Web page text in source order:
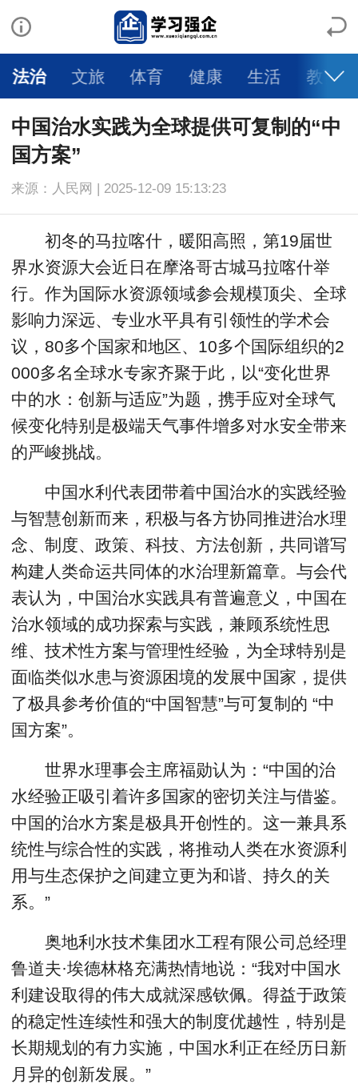
法治 文旅 体育 健康 生活 教育
中国治水实践为全球提供可复制的“中
国方案”
来源：人民网 | 2025-12-09 15:13:23
初冬的马拉喀什，暖阳高照，第19届世
界水资源大会近日在摩洛哥古城马拉喀什举
行。作为国际水资源领域参会规模顶尖、全球
影响力深远、专业水平具有引领性的学术会
议，80多个国家和地区、10多个国际组织的2
000多名全球水专家齐聚于此，以“变化世界
中的水：创新与适应”为题，携手应对全球气
候变化特别是极端天气事件增多对水安全带来
的严峻挑战。
中国水利代表团带着中国治水的实践经验
与智慧创新而来，积极与各方协同推进治水理
念、制度、政策、科技、方法创新，共同谱写
构建人类命运共同体的水治理新篇章。与会代
表认为，中国治水实践具有普遍意义，中国在
治水领域的成功探索与实践，兼顾系统性思
维、技术性方案与管理性经验，为全球特别是
面临类似水患与资源困境的发展中国家，提供
了极具参考价值的“中国智慧”与可复制的 “中
国方案”。
世界水理事会主席福勋认为：“中国的治
水经验正吸引着许多国家的密切关注与借鉴。
中国的治水方案是极具开创性的。这一兼具系
统性与综合性的实践，将推动人类在水资源利
用与生态保护之间建立更为和谐、持久的关
系。”
奥地利水技术集团水工程有限公司总经理
鲁道夫·埃德林格充满热情地说：“我对中国水
利建设取得的伟大成就深感钦佩。得益于政策
的稳定性连续性和强大的制度优越性，特别是
长期规划的有力实施，中国水利正在经历日新
月异的创新发展。”